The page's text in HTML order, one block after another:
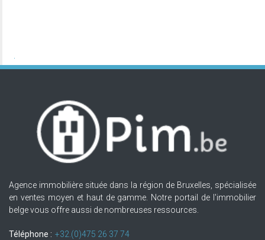
Agence immobilière située dans la région de Bruxelles, spécialisée
en ventes moyen et haut de gamme. Notre portail de l'immobilier
belge vous offre aussi de nombreuses ressources.
Téléphone : +32.(0)475 26 37 74